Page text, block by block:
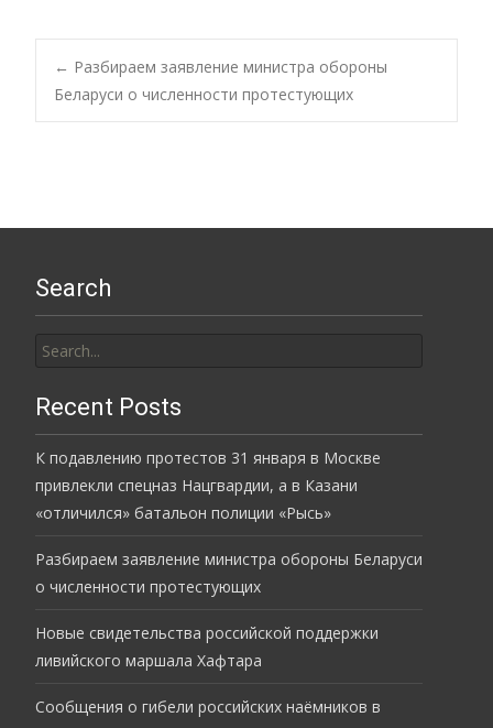
Post
← Разбираем заявление министра обороны
Беларуси о численности протестующих
Search
for:
Recent Posts
К подавлению протестов 31 января в Москве
привлекли спецназ Нацгвардии, а в Казани
«отличился» батальон полиции «Рысь»
Разбираем заявление министра обороны Беларуси
о численности протестующих
Новые свидетельства российской поддержки
ливийского маршала Хафтара
Сообщения о гибели российских наёмников в